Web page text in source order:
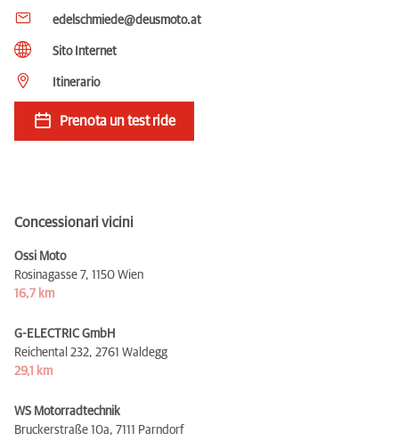
edelschmiede@deusmoto.at
Sito Internet
Itinerario
Prenota un test ride
Concessionari vicini
Ossi Moto
Rosinagasse 7, 1150 Wien
16,7 km
G-ELECTRIC GmbH
Reichental 232, 2761 Waldegg
29,1 km
WS Motorradtechnik
Bruckerstraße 10a, 7111 Parndorf